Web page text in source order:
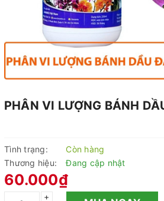
PHÂN VI LƯỢNG BÁNH
Tình trạng:
Còn hàng
Thương hiệu:
Đang cập nhật
60.000₫
+